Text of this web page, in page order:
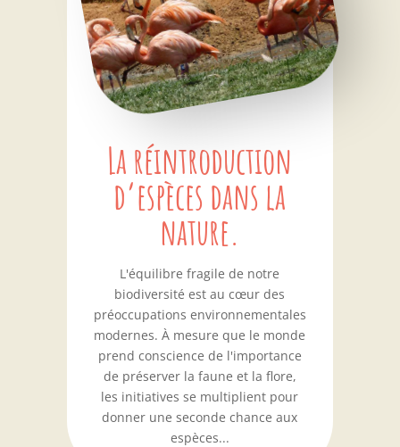
La réintroduction
d’espèces dans la
nature.
L'équilibre fragile de notre
biodiversité est au cœur des
préoccupations environnementales
modernes. À mesure que le monde
prend conscience de l'importance
de préserver la faune et la flore,
les initiatives se multiplient pour
donner une seconde chance aux
espèces...